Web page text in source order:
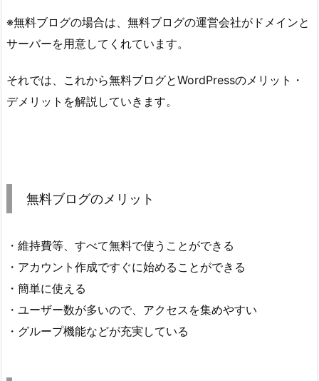
※無料ブログの場合は、無料ブログの運営会社がドメインと
サーバーを用意してくれています。
それでは、これから無料ブログとWordPressのメリット・
デメリットを解説していきます。
無料ブログのメリット
・維持費等、すべて無料で使うことができる
・アカウント作成ですぐに始めることができる
・簡単に使える
・ユーザー数が多いので、アクセスを集めやすい
・グループ機能などが充実している